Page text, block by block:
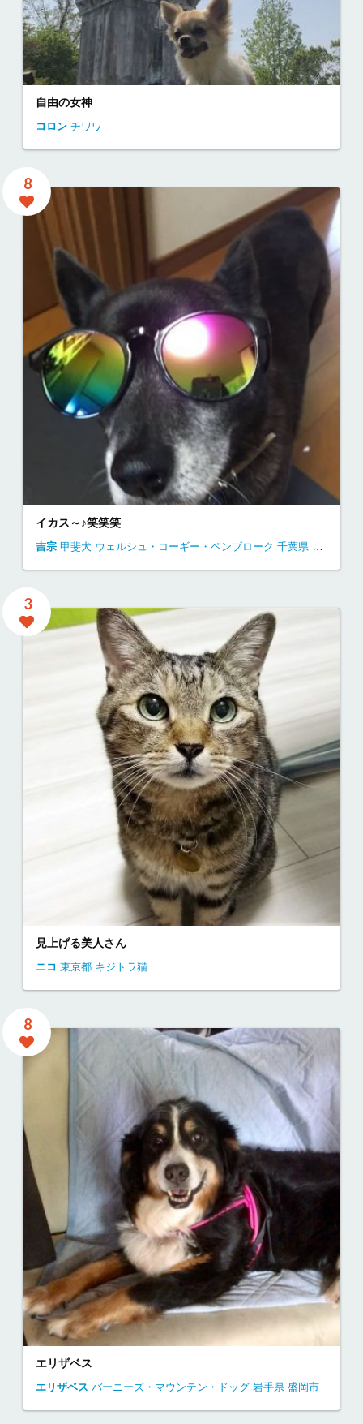
自由の女神
コロン チワワ
8
イカス～♪笑笑笑
吉宗 甲斐犬 ウェルシュ・コーギー・ペンブローク 千葉県
3
見上げる美人さん
ニコ 東京都 キジトラ猫
8
エリザベス
エリザベス バーニーズ・マウンテン・ドッグ 岩手県 盛岡市